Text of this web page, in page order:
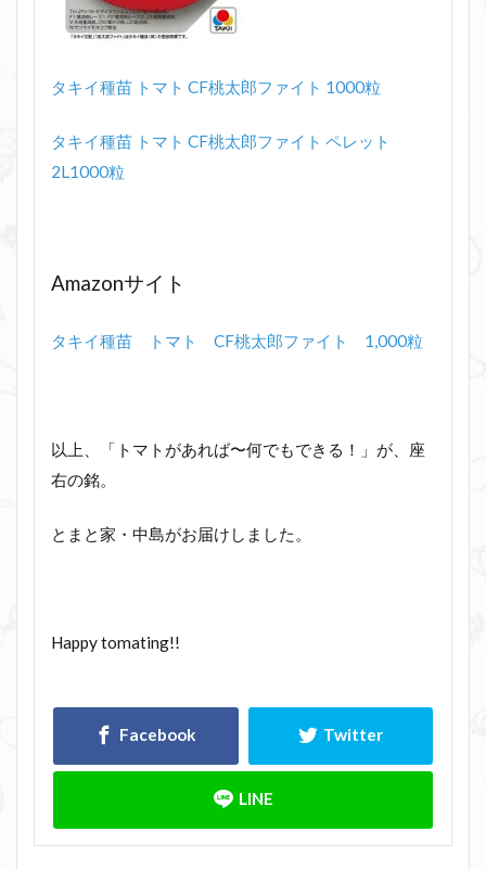
タキイ種苗 トマト CF桃太郎ファイト 1000粒
タキイ種苗 トマト CF桃太郎ファイト ペレット
2L1000粒
Amazonサイト
タキイ種苗 トマト CF桃太郎ファイト 1,000粒
以上、「トマトがあれば〜何でもできる！」が、座
右の銘。
とまと家・中島がお届けしました。
Happy tomating!!